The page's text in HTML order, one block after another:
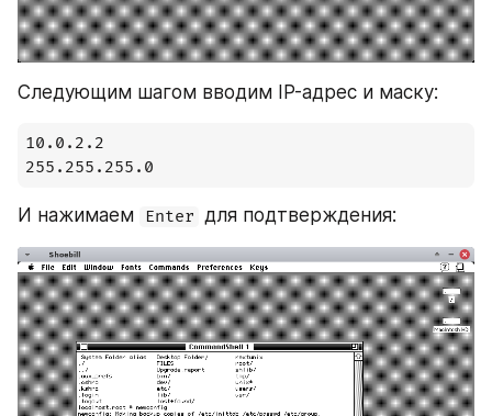
Следующим шагом вводим IP-адрес и маску:
10.0.2.2
255.255.255.0
И нажимаем Enter для подтверждения: